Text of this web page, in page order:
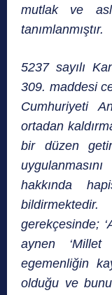
mutlak ve
tanımlanmıştır.
5237 sayılı
309. maddesi
Cumhuriyeti
ortadan
bir düzen
hakkında
gerekçesinde;
aynen ‘Millet
egemenliğin
olduğu ve